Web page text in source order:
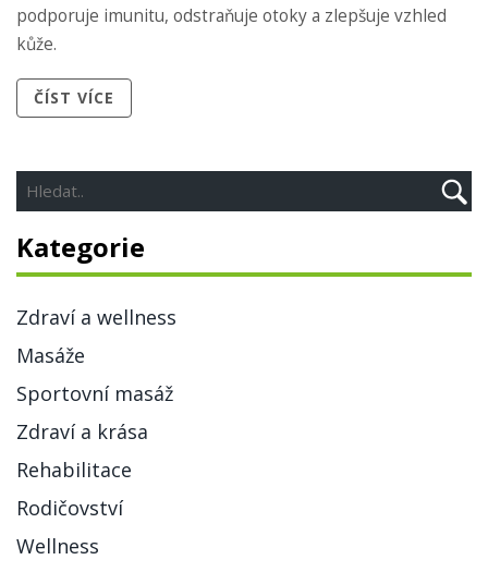
podporuje imunitu, odstraňuje otoky a zlepšuje vzhled
kůže.
ČÍST VÍCE
Kategorie
Zdraví a wellness
Masáže
Sportovní masáž
Zdraví a krása
Rehabilitace
Rodičovství
Wellness